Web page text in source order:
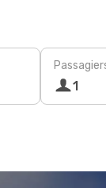
1